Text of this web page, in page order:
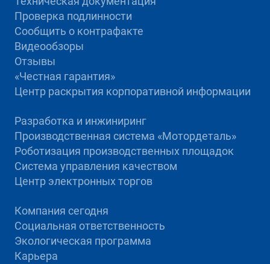
Проверка подлинности
Сообщить о контрафакте
Видеообзоры
Отзывы
«Честная гарантия»
Центр раскрытия корпоративной информации
Разработка и инжиниринг
Производственная система «Mотордеталь»
Роботизация производственных площадок
Система управления качеством
Центр электронных торгов
Компания сегодня
Социальная ответственность
Экологическая программа
Карьера